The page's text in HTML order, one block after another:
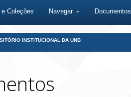
Coleções Navegar Documentos
INSTITUCIONAL DA UNB